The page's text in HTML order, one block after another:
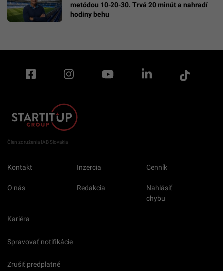
metódou 10-20-30. Trvá 20 minút a nahradí
hodiny behu
Člen združenia IAB Slovakia
Kontakt Inzercia Cenník
O nás Redakcia
Nahlásiť
chybu
Kariéra
Spravovať notifikácie
Zrušiť predplatné